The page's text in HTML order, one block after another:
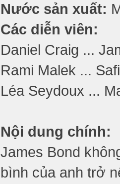
Nước sản xuất:
Các diễn viên:
Daniel Craig ...
Rami Malek ...
Léa Seydoux ...
Nội dung chính:
James Bond
bình của anh trở